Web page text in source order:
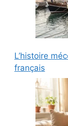
L’histoire
français